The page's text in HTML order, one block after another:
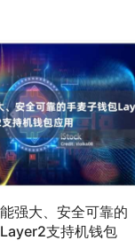
强大、安全可靠的
支持机钱包